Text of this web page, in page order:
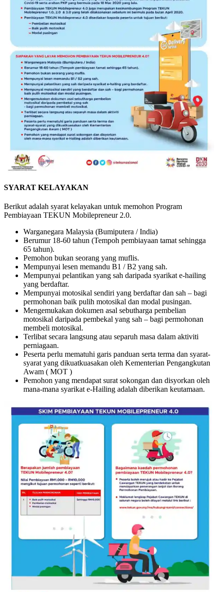
SYARAT KELAYAKAN
Berikut adalah syarat kelayakan untuk memohon Program
Pembiayaan TEKUN Mobilepreneur 2.0.
Warganegara Malaysia (Bumiputera / India)
Berumur 18-60 tahun (Tempoh pembiayaan tamat sehingga
65 tahun).
Pemohon bukan seorang yang muflis.
Mempunyai lesen memandu B1 / B2 yang sah.
Mempunyai pelantikan yang sah daripada syarikat e-hailing
yang berdaftar.
Mempunyai motosikal sendiri yang berdaftar dan sah – bagi
permohonan baik pulih motosikal dan modal pusingan.
Mengemukakan dokumen asal sebutharga pembelian
motosikal daripada pembekal yang sah – bagi permohonan
membeli motosikal.
Terlibat secara langsung atau separuh masa dalam aktiviti
perniagaan.
Peserta perlu mematuhi garis panduan serta terma dan syarat-
syarat yang dikuatkuasakan oleh Kementerian Pengangkutan
Awam ( MOT )
Pemohon yang mendapat surat sokongan dan disyorkan oleh
mana-mana syarikat e-Hailing adalah diberikan keutamaan.